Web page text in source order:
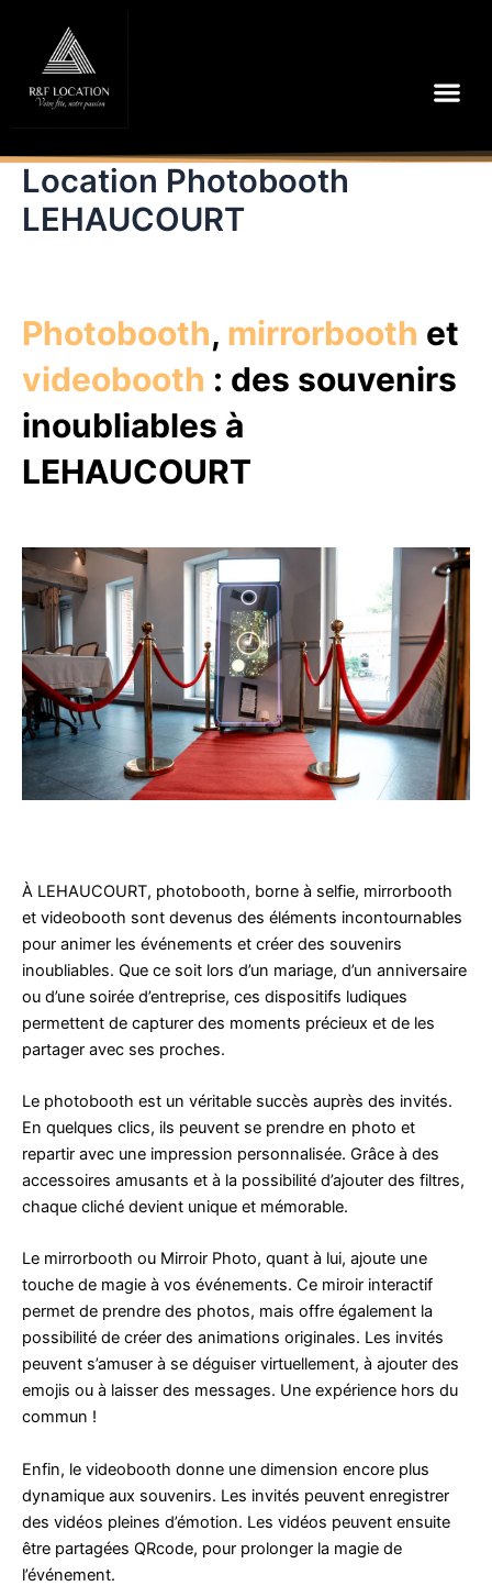
contenu
Location Photobooth
LEHAUCOURT
Photobooth, mirrorbooth et
videobooth : des souvenirs
inoubliables à
LEHAUCOURT
À LEHAUCOURT, photobooth, borne à selfie, mirrorbooth
et videobooth sont devenus des éléments incontournables
pour animer les événements et créer des souvenirs
inoubliables. Que ce soit lors d’un mariage, d’un anniversaire
ou d’une soirée d’entreprise, ces dispositifs ludiques
permettent de capturer des moments précieux et de les
partager avec ses proches.
Le photobooth est un véritable succès auprès des invités.
En quelques clics, ils peuvent se prendre en photo et
repartir avec une impression personnalisée. Grâce à des
accessoires amusants et à la possibilité d’ajouter des filtres,
chaque cliché devient unique et mémorable.
Le mirrorbooth ou Mirroir Photo, quant à lui, ajoute une
touche de magie à vos événements. Ce miroir interactif
permet de prendre des photos, mais offre également la
possibilité de créer des animations originales. Les invités
peuvent s’amuser à se déguiser virtuellement, à ajouter des
emojis ou à laisser des messages. Une expérience hors du
commun !
Enfin, le videobooth donne une dimension encore plus
dynamique aux souvenirs. Les invités peuvent enregistrer
des vidéos pleines d’émotion. Les vidéos peuvent ensuite
être partagées QRcode, pour prolonger la magie de
l’événement.